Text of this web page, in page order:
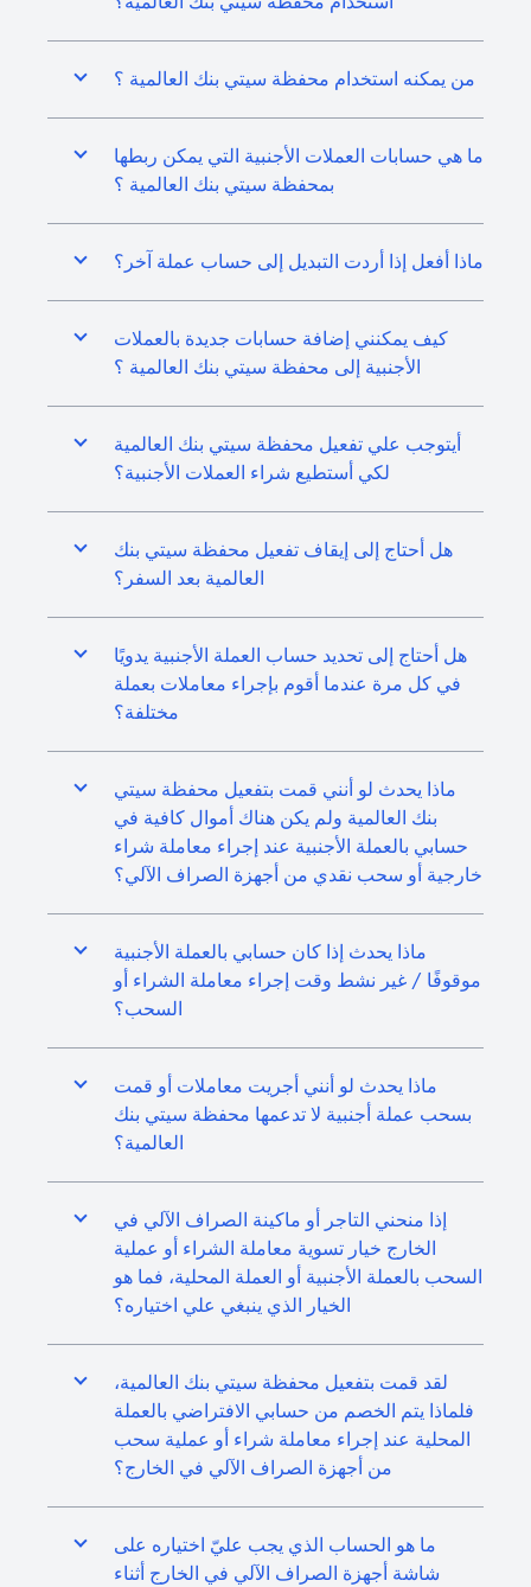
من يمكنه استخدام محفظة سيتي بنك العالمية ؟
ما هي حسابات العملات الأجنبية التي يمكن ربطها
بمحفظة سيتي بنك العالمية ؟
ماذا أفعل إذا أردت التبديل إلى حساب عملة آخر؟
كيف يمكنني إضافة حسابات جديدة بالعملات
الأجنبية إلى محفظة سيتي بنك العالمية ؟
أيتوجب علي تفعيل محفظة سيتي بنك العالمية
لكي أستطيع شراء العملات الأجنبية؟
هل أحتاج إلى إيقاف تفعيل محفظة سيتي بنك
العالمية بعد السفر؟
هل أحتاج إلى تحديد حساب العملة الأجنبية يدويًا
في كل مرة عندما أقوم بإجراء معاملات بعملة
مختلفة؟
ماذا يحدث لو أنني قمت بتفعيل محفظة سيتي
بنك العالمية ولم يكن هناك أموال كافية في
حسابي بالعملة الأجنبية عند إجراء معاملة شراء
خارجية أو سحب نقدي من أجهزة الصراف الآلي؟
ماذا يحدث إذا كان حسابي بالعملة الأجنبية
موقوفًا / غير نشط وقت إجراء معاملة الشراء أو
السحب؟
ماذا يحدث لو أنني أجريت معاملات أو قمت
بسحب عملة أجنبية لا تدعمها محفظة سيتي بنك
العالمية؟
إذا منحني التاجر أو ماكينة الصراف الآلي في
الخارج خيار تسوية معاملة الشراء أو عملية
السحب بالعملة الأجنبية أو العملة المحلية، فما هو
الخيار الذي ينبغي علي اختياره؟
لقد قمت بتفعيل محفظة سيتي بنك العالمية،
فلماذا يتم الخصم من حسابي الافتراضي بالعملة
المحلية عند إجراء معاملة شراء أو عملية سحب
من أجهزة الصراف الآلي في الخارج؟
ما هو الحساب الذي يجب عليّ اختياره على
شاشة أجهزة الصراف الآلي في الخارج أثناء